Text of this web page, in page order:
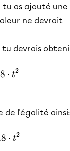
tu as ajouté une
ne devrait
tu devrais
\cdot t +
⋅ t2
de l'égalité ainsi:
\cdot t +
⋅ t2